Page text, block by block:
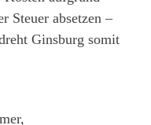
Steuer absetzen –
Ginsburg somit